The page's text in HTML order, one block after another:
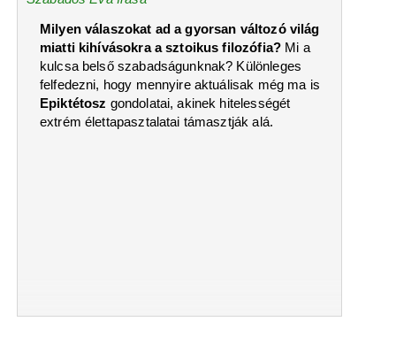
Milyen válaszokat ad a gyorsan változó világ
miatti kihívásokra a sztoikus filozófia? Mi a
kulcsa belső szabadságunknak? Különleges
felfedezni, hogy mennyire aktuálisak még ma is
Epiktétosz gondolatai, akinek hitelességét
extrém élettapasztalatai támasztják alá.